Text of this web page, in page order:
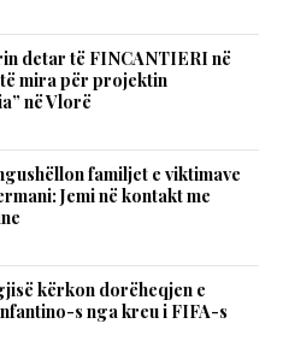
detar të FINCANTIERI në
mira për projektin
në Vlorë
familjet e viktimave
Jemi në kontakt me
kërkon dorëheqjen e
s nga kreu i FIFA-s